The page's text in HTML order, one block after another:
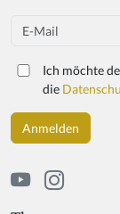
Email
Ich möchte
die